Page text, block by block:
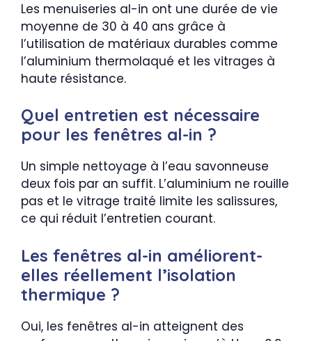
Les menuiseries al-in ont une durée de vie
moyenne de 30 à 40 ans grâce à
l’utilisation de matériaux durables comme
l’aluminium thermolaqué et les vitrages à
haute résistance.
Quel entretien est nécessaire
pour les fenêtres al-in ?
Un simple nettoyage à l’eau savonneuse
deux fois par an suffit. L’aluminium ne rouille
pas et le vitrage traité limite les salissures,
ce qui réduit l’entretien courant.
Les fenêtres al-in améliorent-
elles réellement l’isolation
thermique ?
Oui, les fenêtres al-in atteignent des